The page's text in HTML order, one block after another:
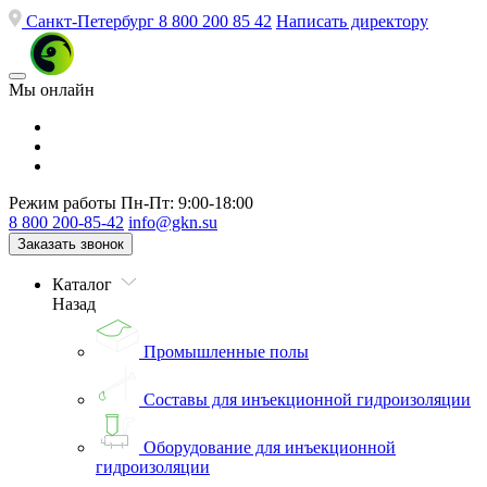
Санкт-Петербург 8 800 200 85 42 Написать директору
Мы онлайн
Режим работы Пн-Пт: 9:00-18:00
8 800 200-85-42 info@gkn.su
Заказать звонок
Каталог
Назад
Промышленные полы
Составы для инъекционной гидроизоляции
Оборудование для инъекционной
гидроизоляции